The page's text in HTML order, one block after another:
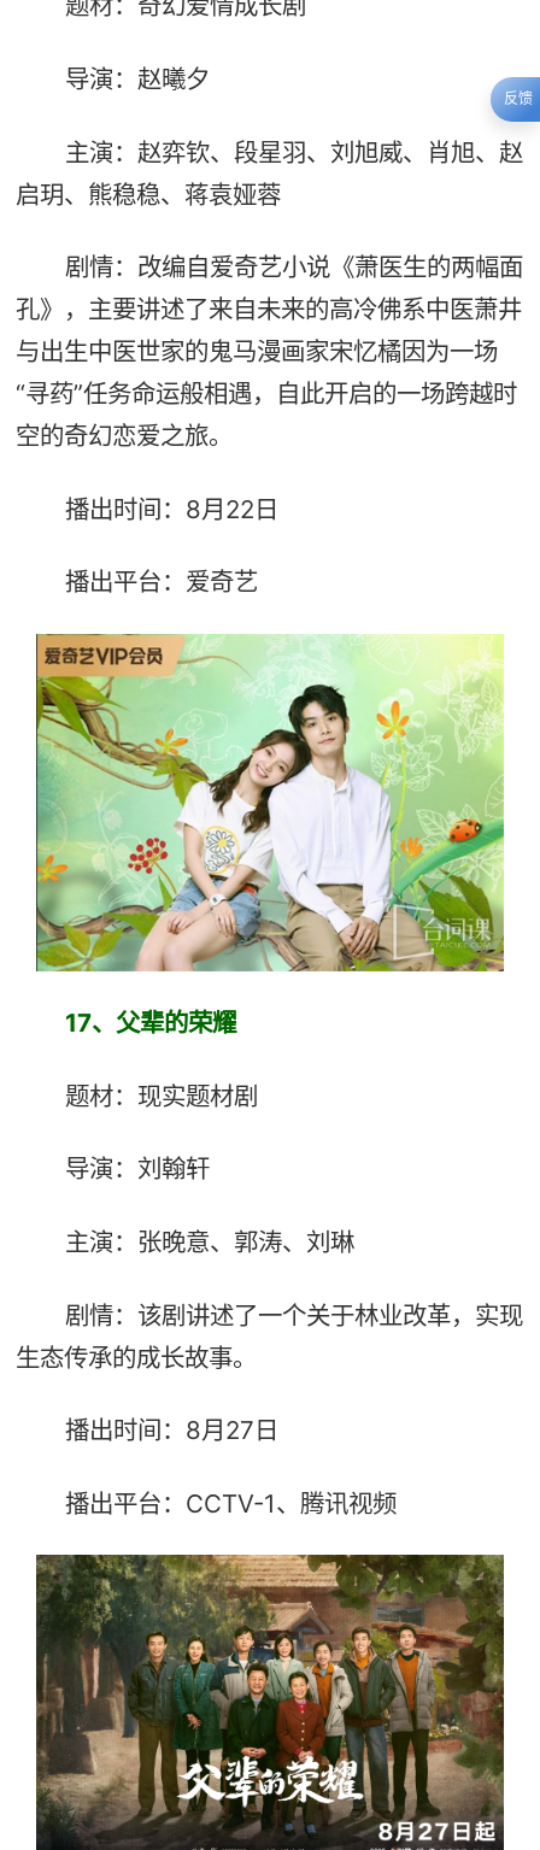
导演：赵曦夕
主演：赵弈钦、段星羽、刘旭威、肖旭、赵
启玥、熊稳稳、蒋袁娅蓉
剧情：改编自爱奇艺小说《萧医生的两幅面
孔》，主要讲述了来自未来的高冷佛系中医萧井
与出生中医世家的鬼马漫画家宋忆橘因为一场
“寻药”任务命运般相遇，自此开启的一场跨越时
空的奇幻恋爱之旅。
播出时间：8月22日
播出平台：爱奇艺
17、 父辈的荣耀
题材：现实题材剧
导演：刘翰轩
主演：张晚意、郭涛、刘琳
剧情：该剧讲述了一个关于林业改革，实现
生态传承的成长故事。
播出时间：8月27日
播出平台：CCTV-1、腾讯视频
反馈